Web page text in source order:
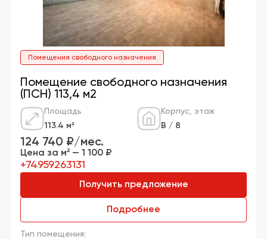
Помещения свободного назначения
Помещение свободного назначения
(ПСН) 113,4 м2
Площадь
113.4 м²
Корпус, этаж
В / 8
Тип помещения:
124 740 ₽/мес.
Цена за м² — 1 100 ₽
+74959263131
Получить предложение
Подробнее